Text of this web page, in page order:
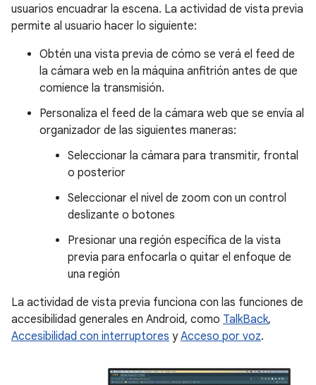
usuarios encuadrar la escena. La actividad de vista previa
permite al usuario hacer lo siguiente:
Obtén una vista previa de cómo se verá el feed de
la cámara web en la máquina anfitrión antes de que
comience la transmisión.
Personaliza el feed de la cámara web que se envía al
organizador de las siguientes maneras:
Seleccionar la cámara para transmitir, frontal
o posterior
Seleccionar el nivel de zoom con un control
deslizante o botones
Presionar una región específica de la vista
previa para enfocarla o quitar el enfoque de
una región
La actividad de vista previa funciona con las funciones de
accesibilidad generales en Android, como TalkBack,
Accesibilidad con interruptores yAcceso por voz.